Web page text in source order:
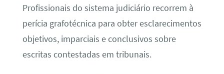
Profissionais do sistema judiciário recorrem à
perícia grafotécnica para obter esclarecimentos
objetivos, imparciais e conclusivos sobre
escritas contestadas em tribunais.